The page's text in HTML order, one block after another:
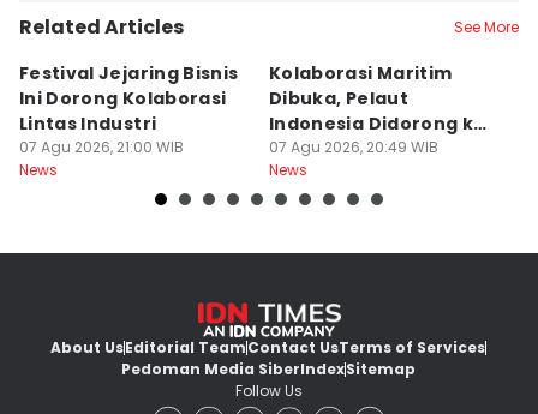
Related Articles See More
Festival Jejaring Bisnis
Ini Dorong Kolaborasi
Lintas Industri
07 Agu 2026, 21:00 WIB
News
Kolaborasi Maritim
Dibuka, Pelaut
Indonesia Didorong ke
Pasar Global
07 Agu 2026, 20:49 WIB
News
About UsEditorial TeamContact UsTerms of Services
Pedoman Media SiberIndexSitemap
Follow Us